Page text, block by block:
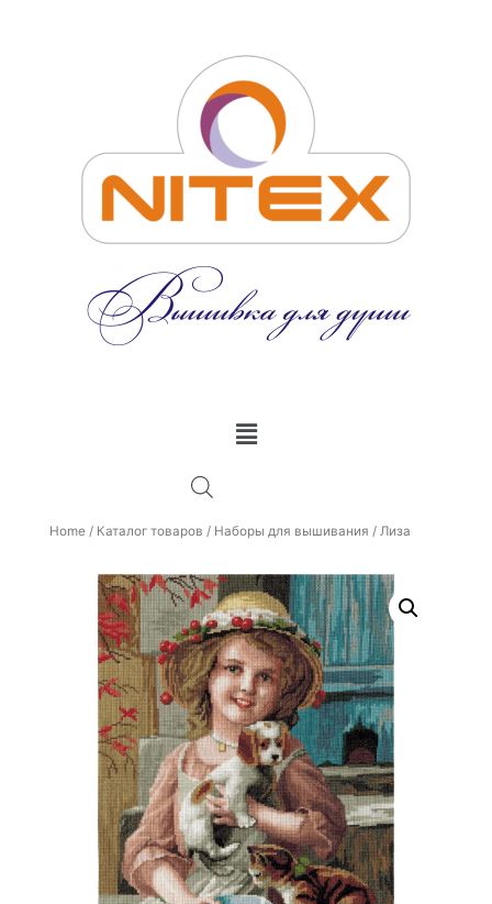
Home / Каталог товаров / Наборы для вышивания / Лиза